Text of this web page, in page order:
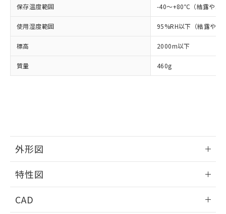
保存温度範囲 -40～+80℃（結露や氷
使用湿度範囲 95%RH以下（結露や氷
標高 2000m以下
質量 460g
外形図
外形図
特性図
CAD
お客様が当ウェブサイト上で当社にご
登録された部品リストについて、当社
および当社の共同利用者が、当社の製
品・サービスに関するお客様との取
引・商談に必要な範囲で利用すること
"個人情報
※3 非含有証明書ダウンロード
下記の非含有証明書をダウンロードするこ
EU RoHS指令（10物質）の非含有証明書
51物質の非含有証明書（当社基準）
荷製品に未対応品が混在することから備考
欄に対応日を記載しておりました。
既に当社にて対応品への在庫切替を完了
していることから、特段のことがない限
キャンセル